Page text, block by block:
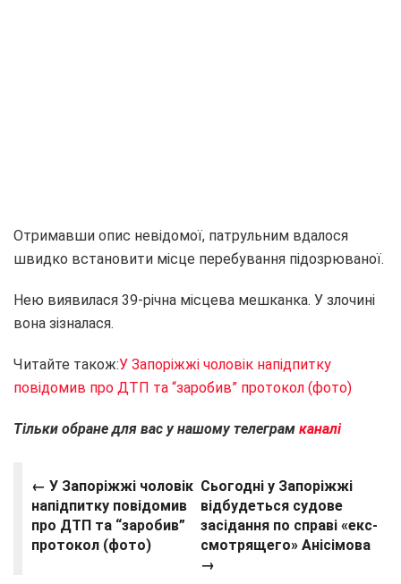
Отримавши опис невідомої, патрульним вдалося
швидко встановити місце перебування підозрюваної.
Нею виявилася 39-річна місцева мешканка. У злочині
вона зізналася.
Читайте також:У Запоріжжі чоловік напідпитку
повідомив про ДТП та “заробив” протокол (фото)
Тільки обране для вас у нашому телеграм каналі
← У Запоріжжі чоловік
напідпитку повідомив
про ДТП та “заробив”
протокол (фото)
Сьогодні у Запоріжжі
відбудеться судове
засідання по справі «екс-
смотрящего» Анісімова
→